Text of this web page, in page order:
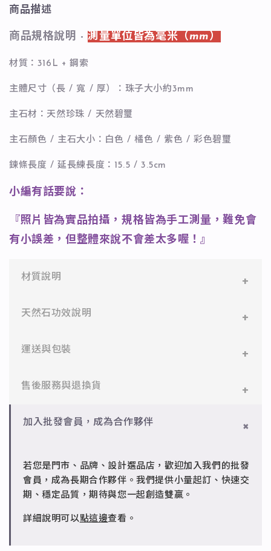
商品描述
商品規格說明 -測量單位皆為毫米（mm）
材質：316L + 鋼索
主體尺寸（長 / 寬 / 厚）：珠子大小約3mm
主石材：天然珍珠 / 天然碧璽
主石顏色 / 主石大小：白色 / 橘色 / 紫色 / 彩色碧璽
鍊條長度 / 延長練長度：15.5 / 3.5cm
小編有話要說：
『照片皆為實品拍攝，規格皆為手工測量，難免會
有小誤差，但整體來說不會差太多喔！』
材質說明
✻ 316L不鏽鋼
標準銀合金，搭配電鍍銠處理，延緩氧化，適合輕珠
✻ 銅台電鍍飾品
天然石功效說明
✨藍磷灰➡消除身心的緊張有助於考試及比賽順利。
化體力與力氣 招來好運與財運。
✨紫水晶➡心境平和，可開智慧、帶來靈感的寶石。
✨太陽石➡解放壓抑的感情及帶來幸福感。
✨石榴石➡提高熱情、代表不渝的愛。意志薄弱的人配
運送與包裝
一般會員：一件即享免運與精美包裝，超商取貨或宅配
批發會員：達門檻享免運優惠，出貨時間約為2個工作
售後服務與退換貨
✻ 一般會員
✻ 批發會員
請聯繫 LINE 客服 @jfq1926j 協助處理。
加入批發會員，成為合作夥伴
若您是門市、品牌、設計選品店，歡迎加入我們的批發
會員，成為長期合作夥伴。我們提供小量起訂、快速交
期、穩定品質，期待與您一起創造雙贏。
詳細說明可以點這邊查看。